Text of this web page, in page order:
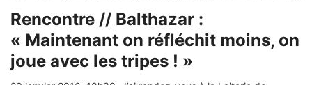
Rencontre // Balthazar :
« Maintenant on réfléchit moins, on
joue avec les tripes ! »